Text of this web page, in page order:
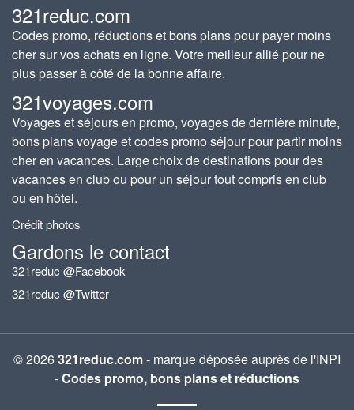
321reduc.com
Codes promo, réductions et bons plans pour payer moins
cher sur vos achats en ligne. Votre meilleur allié pour ne
plus passer à côté de la bonne affaire.
321voyages.com
Voyages et séjours en promo, voyages de dernière minute,
bons plans voyage et codes promo séjour pour partir moins
cher en vacances. Large choix de destinations pour des
vacances en club ou pour un séjour tout compris en club
ou en hôtel.
Crédit photos
Gardons le contact
321reduc @Facebook
321reduc @Twitter
© 2026321reduc.com- marque déposée auprès de l'INPI
-Codes promo, bons plans et réductions